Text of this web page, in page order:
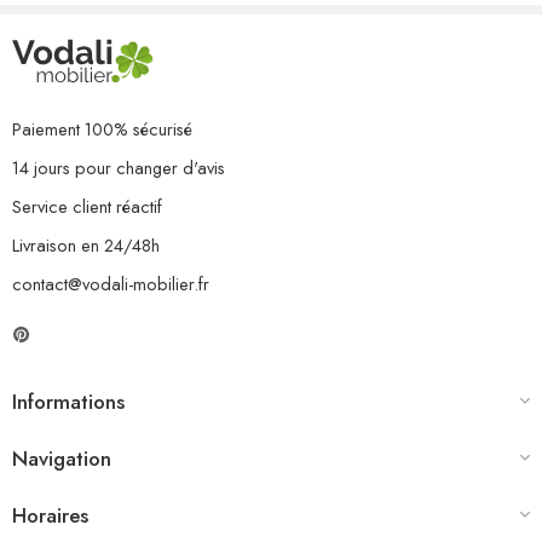
11 x coussin de dossier
Paiement 100% sécurisé
14 jours pour changer d'avis
Service client réactif
Livraison en 24/48h
contact@vodali-mobilier.fr
Informations
Navigation
Horaires